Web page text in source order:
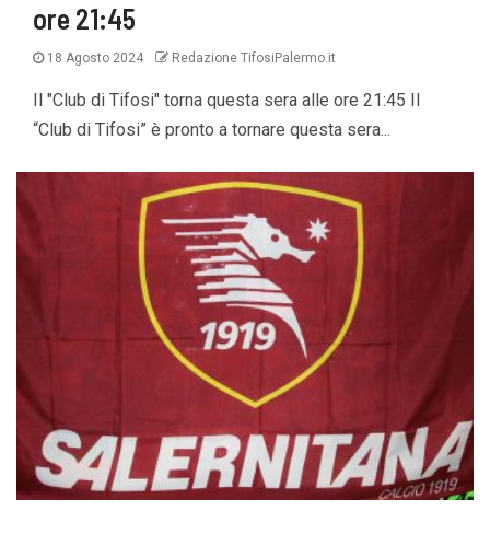
ore 21:45
18 Agosto 2024 Redazione TifosiPalermo.it
Il "Club di Tifosi" torna questa sera alle ore 21:45 Il
“Club di Tifosi” è pronto a tornare questa sera...